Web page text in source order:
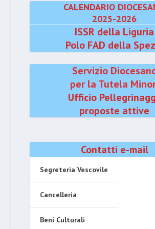
CALENDARIO
2025-2026
ISSR della Liguria
Polo FAD della
Servizio
per la Tutela
Ufficio
proposte attive
Contatti e-mail
Segreteria Vescovile
Cancelleria
Beni Culturali